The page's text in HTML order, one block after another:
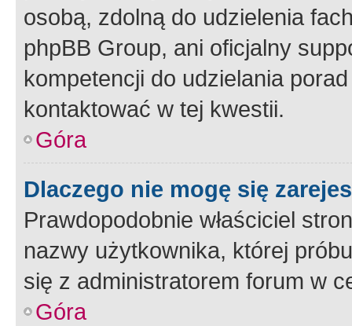
osobą, zdolną do udzielenia
phpBB Group, ani oficjalny
kompetencji do udzielania
kontaktować w tej kwestii.
Góra
Dlaczego nie mogę się
Prawdopodobnie właściciel
nazwy użytkownika, której
się z administratorem forum w
Góra